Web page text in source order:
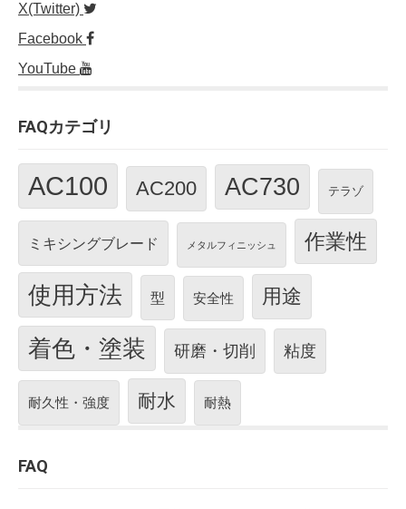
X(Twitter)
Facebook
YouTube
FAQカテゴリ
AC100 AC200 AC730 テラゾ
ミキシングブレード メタルフィニッシュ 作業性
使用方法 型 安全性 用途
着色・塗装 研磨・切削 粘度
耐久性・強度 耐水 耐熱
FAQ